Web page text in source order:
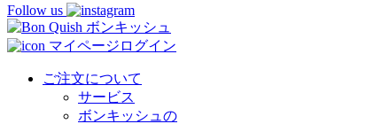
Follow us
マイページログイン
ご注文について
サービス
ボンキッシュの